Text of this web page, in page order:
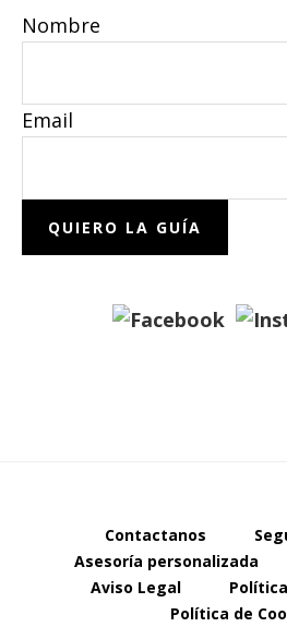
Nombre
Email
Contactanos
Asesoría personalizada
Aviso Legal
Política de